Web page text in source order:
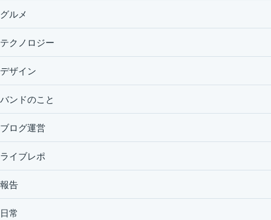
グルメ
テクノロジー
デザイン
バンドのこと
ブログ運営
ライブレポ
報告
日常